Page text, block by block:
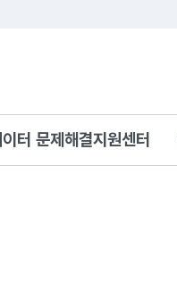
터 문제해결지원센터